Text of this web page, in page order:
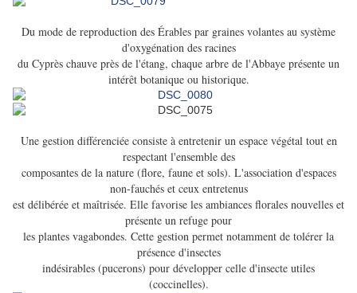
Du mode de reproduction des Érables par graines volantes au système
d'oxygénation des racines
du Cyprès chauve près de l'étang, chaque arbre de l'Abbaye présente un
intérêt botanique ou historique.
Une gestion différenciée consiste à entretenir un espace végétal tout en
respectant l'ensemble des
composantes de la nature (flore, faune et sols). L'association d'espaces
non-fauchés et ceux entretenus
est délibérée et maîtrisée. Elle favorise les ambiances florales nouvelles et
présente un refuge pour
les plantes vagabondes. Cette gestion permet notamment de tolérer la
présence d'insectes
indésirables (pucerons) pour développer celle d'insecte utiles
(coccinelles).